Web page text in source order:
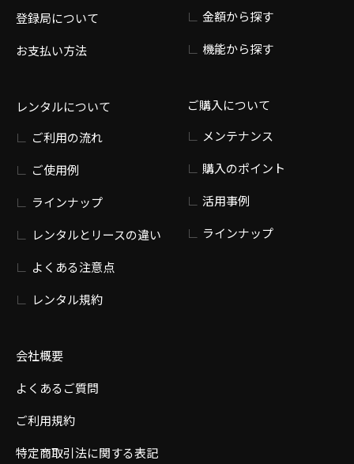
登録局について
お支払い方法
レンタルについて
ご利用の流れ
ご使用例
ラインナップ
レンタルとリースの違い
よくある注意点
レンタル規約
会社概要
よくあるご質問
ご利用規約
特定商取引法に関する表記
金額から探す
機能から探す
ご購入について
メンテナンス
購入のポイント
活用事例
ラインナップ